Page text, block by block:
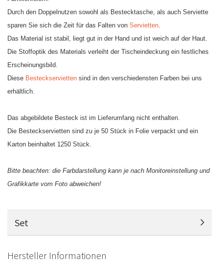
Durch den Doppelnutzen sowohl als Bestecktasche, als auch Serviette
sparen Sie sich die Zeit für das Falten von Servietten.
Das Material ist stabil, liegt gut in der Hand und ist weich auf der Haut.
Die Stoffoptik des Materials verleiht der Tischeindeckung ein festliches
Erscheinungsbild.
Diese Besteckservietten sind in den verschiedensten Farben bei uns
erhältlich.
Das abgebildete Besteck ist im Lieferumfang nicht enthalten.
Die Besteckservietten sind zu je 50 Stück in Folie verpackt und ein
Karton beinhaltet 1250 Stück.
Bitte beachten: die Farbdarstellung kann je nach Monitoreinstellung und
Grafikkarte vom Foto abweichen!
Set
Hersteller Informationen